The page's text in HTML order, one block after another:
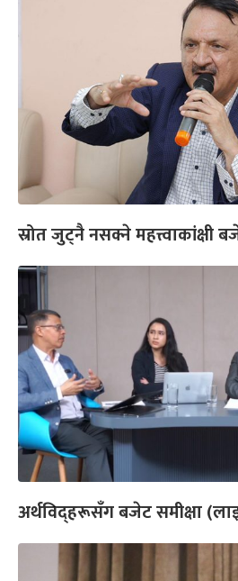
स्रोत जुट्नै नसक्ने महत्त्वाकांक्षी
अर्थविद्हरूसँग बजेट समीक्षा